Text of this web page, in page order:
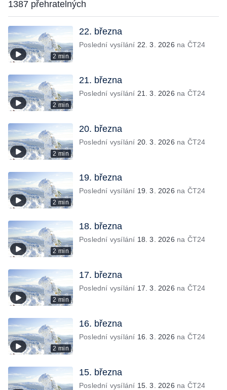
1387 přehratelných
2 min
22. března
Poslední vysílání 22. 3. 2026 na ČT24
2 min
21. března
Poslední vysílání 21. 3. 2026 na ČT24
2 min
20. března
Poslední vysílání 20. 3. 2026 na ČT24
2 min
19. března
Poslední vysílání 19. 3. 2026 na ČT24
2 min
18. března
Poslední vysílání 18. 3. 2026 na ČT24
2 min
17. března
Poslední vysílání 17. 3. 2026 na ČT24
2 min
16. března
Poslední vysílání 16. 3. 2026 na ČT24
15. března
Poslední vysílání 15. 3. 2026 na ČT24